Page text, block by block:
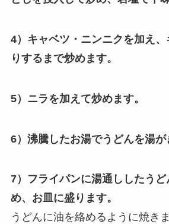
4）キャベツ・ニンニクを加え
りするまで炒めます。
5）ニラを加えて炒めます。
6）沸騰したお湯でうどんを湯が
7）フライパンに湯通ししたう
め、お皿に盛ります。
うどんに油を絡めるように焼きま